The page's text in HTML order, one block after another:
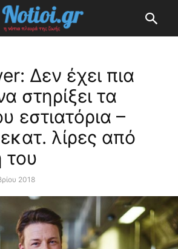
Δεν έχει πια
στηρίξει τα
εστιατόρια –
λίρες από
του
2018